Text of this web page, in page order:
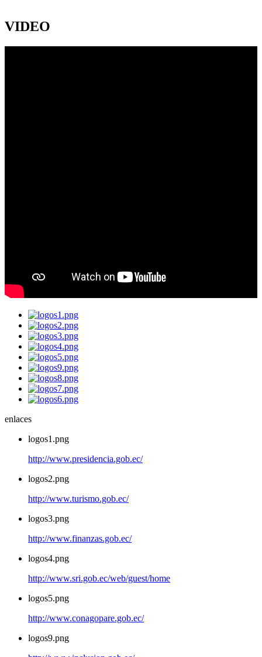
VIDEO
enlaces
logos1.png
http://www.presidencia.gob.ec/
logos2.png
http://www.turismo.gob.ec/
logos3.png
http://www.finanzas.gob.ec/
logos4.png
http://www.sri.gob.ec/web/guest/home
logos5.png
http://www.conagopare.gob.ec/
logos9.png